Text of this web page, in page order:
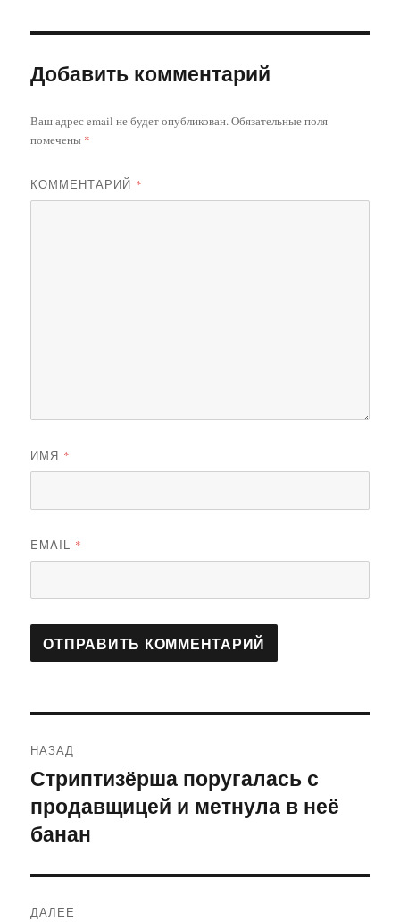
Добавить комментарий
Ваш адрес email не будет опубликован.Обязательные поля
помечены *
КОММЕНТАРИЙ *
ИМЯ *
EMAIL *
по
записям
НАЗАД
Предыдущая
запись:
Стриптизёрша поругалась с
продавщицей и метнула в неё
банан
ДАЛЕЕ